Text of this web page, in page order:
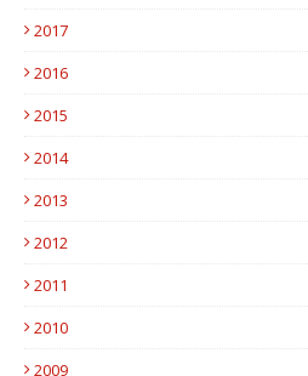
2017
2016
2015
2014
2013
2012
2011
2010
2009